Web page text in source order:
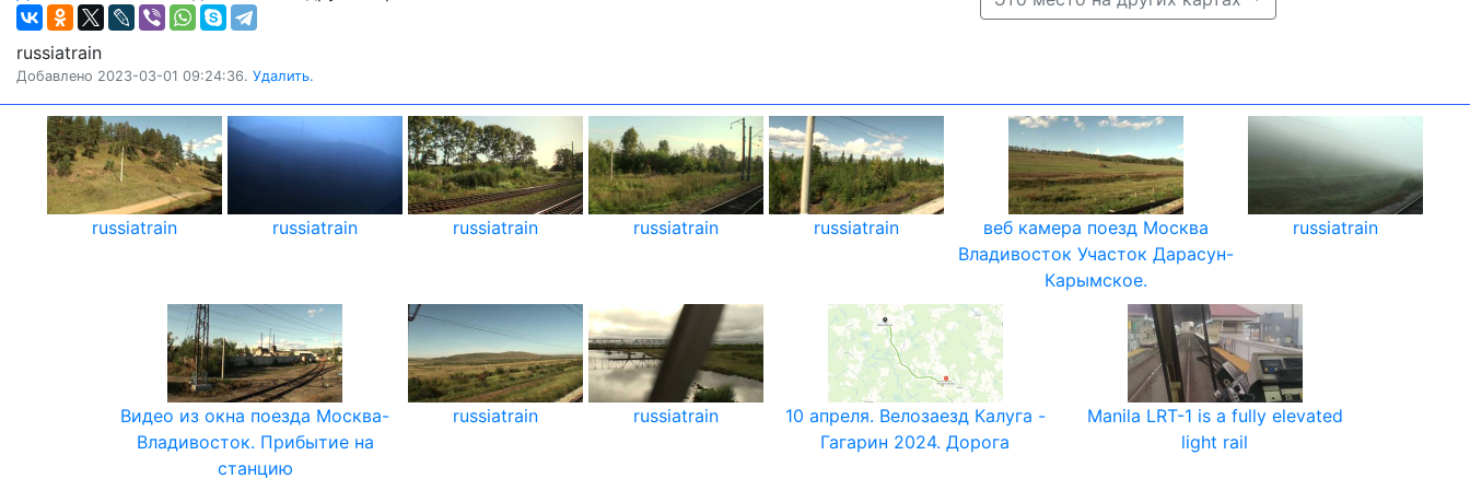
russiatrain
Добавлено 2023-03-01 09:24:36. Удалить.
russiatrain russiatrain russiatrain russiatrain russiatrain
веб камера поезд Москва
Владивосток Участок Дарасун-
Карымское.
russiatrain
Видео из окна поезда Москва-
Владивосток. Прибытие на
станцию
russiatrain russiatrain
10 апреля. Велозаезд Калуга -
Гагарин 2024. Дорога
Manila LRT-1 is a fully elevated
light rail